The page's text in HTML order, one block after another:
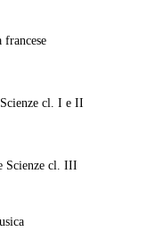
francese
cl. I e II
Scienze cl. III